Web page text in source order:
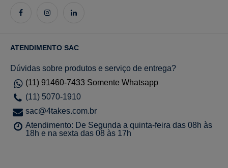
ATENDIMENTO SAC
Dúvidas sobre produtos e serviço de entrega?
(11) 91460-7433 Somente Whatsapp
(11) 5070-1910
sac@4takes.com.br
Atendimento: De Segunda a quinta-feira das 08h às
18h e na sexta das 08 às 17h